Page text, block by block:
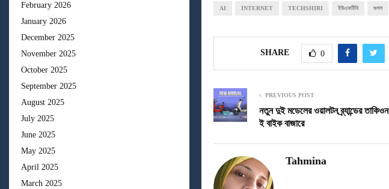
AI INTERNET TECHSHIRI ইউএফটিবি গুগল
SHARE 0
PREVIOUS POST
নতুন দুই মডেলের ওয়ালটন ব্র্যান্ডের তাকিওন
ই বাইক বাজারে
Tahmina
February 2026
January 2026
December 2025
November 2025
October 2025
September 2025
August 2025
July 2025
June 2025
May 2025
April 2025
March 2025